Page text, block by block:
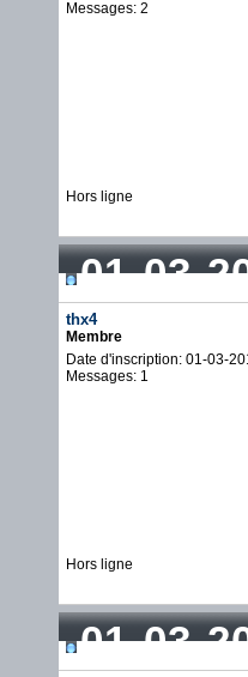
Messages: 2
Hors ligne
01-03-
thx4
Membre
Date d'inscription: 01-03-
Messages: 1
Hors ligne
01-03-